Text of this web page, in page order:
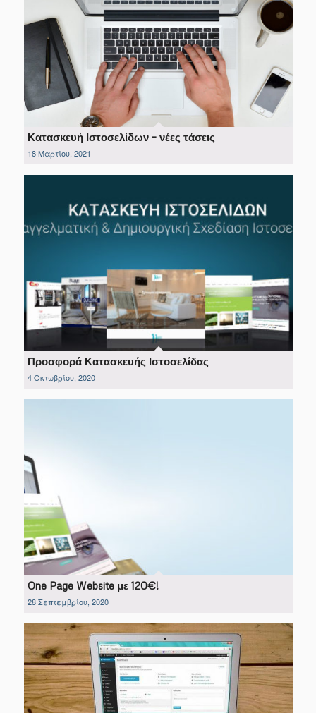
Κατασκευή Ιστοσελίδων – νέες τάσεις
18 Μαρτίου, 2021
Προσφορά Κατασκευής Ιστοσελίδας
4 Οκτωβρίου, 2020
One Page Website με 120€!
28 Σεπτεμβρίου, 2020